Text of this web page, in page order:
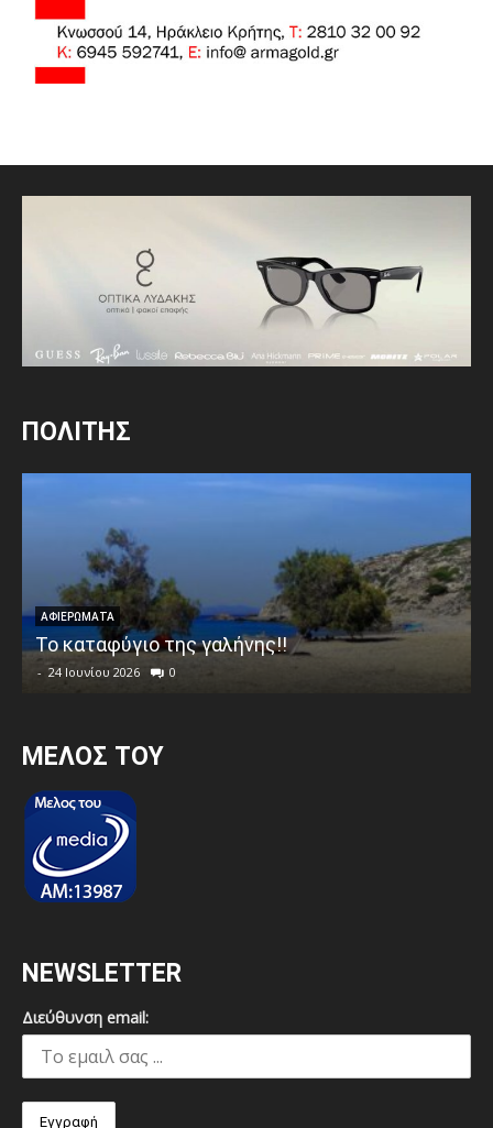
ΠΟΛΙΤΗΣ
ΑΦΙΕΡΩΜΑΤΑ
Το καταφύγιο της γαλήνης!!
- 24 Ιουνίου 2026 0
MEΛΟΣ ΤΟΥ
NEWSLETTER
Διεύθυνση email: